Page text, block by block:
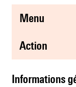
menu
action
informations